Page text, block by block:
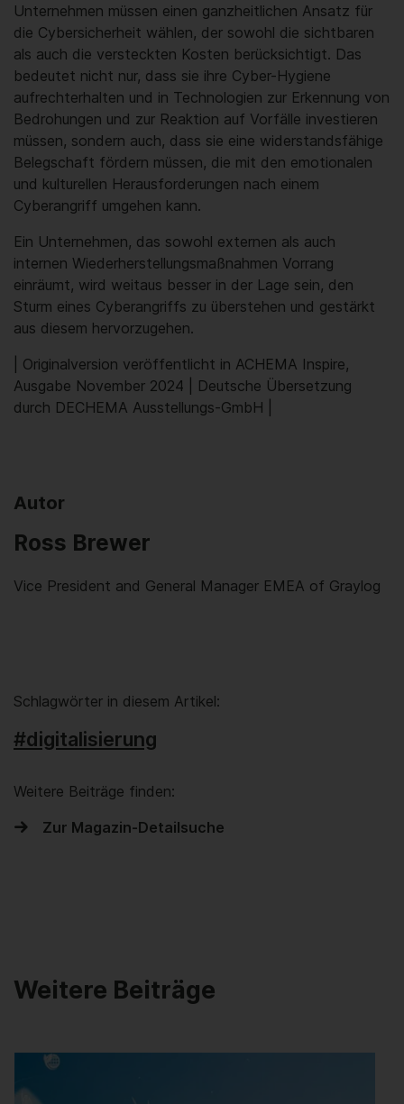
Unternehmen müssen einen ganzheitlichen Ansatz für
die Cybersicherheit wählen, der sowohl die sichtbaren
als auch die versteckten Kosten berücksichtigt. Das
bedeutet nicht nur, dass sie ihre Cyber-Hygiene
aufrechterhalten und in Technologien zur Erkennung von
Bedrohungen und zur Reaktion auf Vorfälle investieren
müssen, sondern auch, dass sie eine widerstandsfähige
Belegschaft fördern müssen, die mit den emotionalen
und kulturellen Herausforderungen nach einem
Cyberangriff umgehen kann.
Ein Unternehmen, das sowohl externen als auch
internen Wiederherstellungsmaßnahmen Vorrang
einräumt, wird weitaus besser in der Lage sein, den
Sturm eines Cyberangriffs zu überstehen und gestärkt
aus diesem hervorzugehen.
| Originalversion veröffentlicht in ACHEMA Inspire,
Ausgabe November 2024 | Deutsche Übersetzung
durch DECHEMA Ausstellungs-GmbH |
Autor
Ross Brewer
Vice President and General Manager EMEA of Graylog
Schlagwörter in diesem Artikel:
#digitalisierung
Weitere Beiträge finden:
Zur Magazin-Detailsuche
Weitere Beiträge